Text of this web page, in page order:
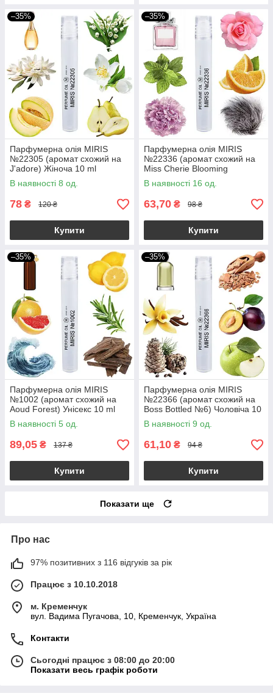
–35%
Парфумерна олія MIRIS
№22305 (аромат схожий на
J'adore) Жіноча 10 ml
В наявності 8 од.
78 ₴ 120 ₴
Купити
–35%
Парфумерна олія MIRIS
№22336 (аромат схожий на
Miss Cherie Blooming
Bouquet) Жіноча 10 ml
В наявності 16 од.
63,70 ₴ 98 ₴
Купити
–35%
Парфумерна олія MIRIS
№1002 (аромат схожий на
Aoud Forest) Унісекс 10 ml
В наявності 5 од.
89,05 ₴ 137 ₴
Купити
–35%
Парфумерна олія MIRIS
№22366 (аромат схожий на
Boss Bottled №6) Чоловіча 10
ml
В наявності 9 од.
61,10 ₴ 94 ₴
Купити
Показати ще
Про нас
97% позитивних з 116 відгуків за рік
Працює з 10.10.2018
м. Кременчук
вул. Вадима Пугачова, 10, Кременчук, Україна
Контакти
Сьогодні працює з 08:00 до 20:00
Показати весь графік роботи